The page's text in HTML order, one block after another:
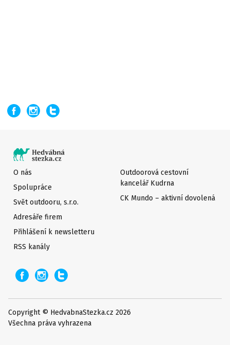
O nás
Spolupráce
Svět outdooru, s.r.o.
Adresáře firem
Přihlášení k newsletteru
Outdoorová cestovní
kancelář Kudrna
CK Mundo – aktivní dovolená
RSS kanály
Copyright © HedvabnaStezka.cz 2026
Všechna práva vyhrazena